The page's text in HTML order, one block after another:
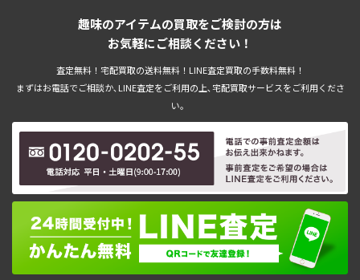
趣味のアイテムの買取をご検討の方は
お気軽にご相談ください！
査定無料！宅配買取の送料無料！LINE査定買取の手数料無料！
まずはお電話でご相談か､LINE査定をご利用の上､宅配買取サービスをご利用くださ
い。